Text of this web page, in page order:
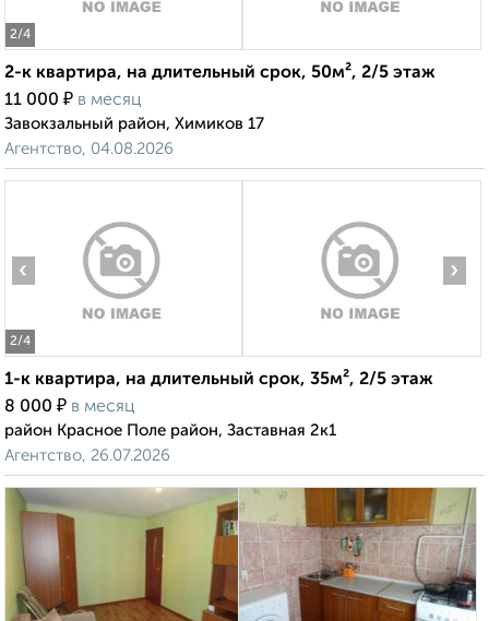
2/4
2-к квартира, на длительный срок, 50м², 2/5 этаж
11 000 ₽ в месяц
Завокзальный район, Химиков 17
Агентство, 04.08.2026
2/4
‹ ›
1-к квартира, на длительный срок, 35м², 2/5 этаж
8 000 ₽ в месяц
район Красное Поле район, Заставная 2к1
Агентство, 26.07.2026